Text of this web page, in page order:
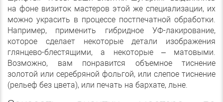
на фоне визиток мастеров этой же специализации, их
можно украсить в процессе постпечатной обработки.
Например, применить гибридное УФ-лакирование,
которое сделает некоторые детали изображения
глянцево-блестящими, а некоторые – матовыми.
Возможно, вам понравится объемное тиснение
золотой или серебряной фольгой, или слепое тиснение
(рельеф без цвета), или печать на бархате, льне.